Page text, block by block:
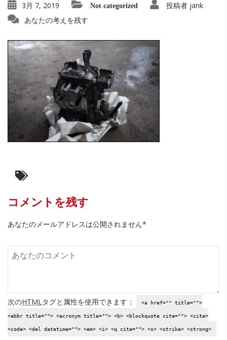
3月 7, 2019 Not categorized 投稿者 jank
あなたの考えを残す
コメントを残す
あなたのメールアドレスは公開されません*
次のHTML タグと属性を使用できます： <a href="" title="">
<abbr title=""> <acronym title=""> <b> <blockquote cite=""> <cite>
<code> <del datetime=""> <em> <i> <q cite=""> <s> <strike> <strong>